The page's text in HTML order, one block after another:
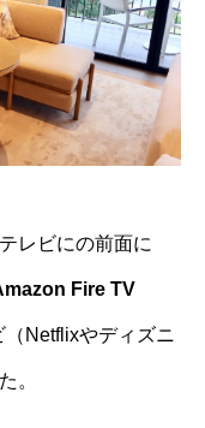
レビにの前面に
Fire TV
Netflixやディズニ
。